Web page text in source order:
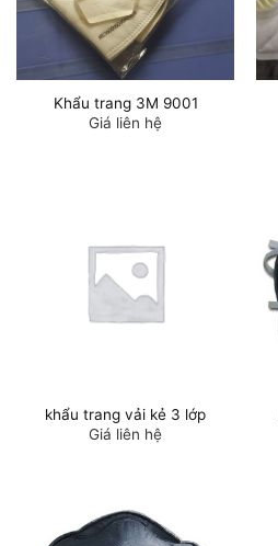
Khẩu trang 3M 9001
Giá liên hệ
khẩu trang vải kẻ 3 lớp
Giá liên hệ